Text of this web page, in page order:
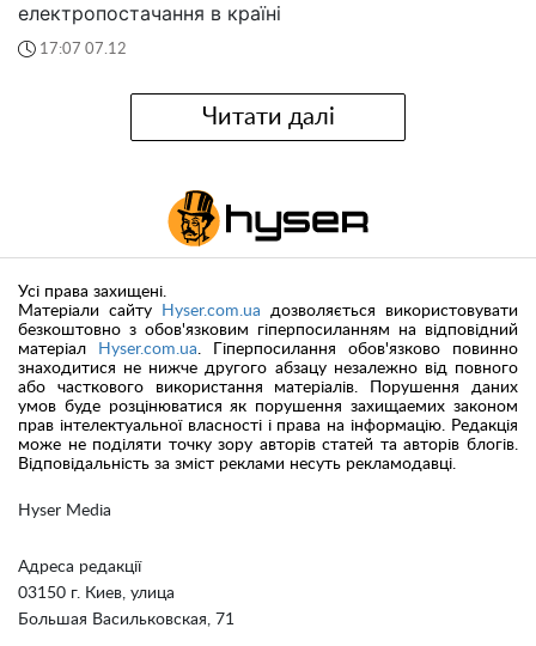
електропостачання в країні
17:07 07.12
Читати далі
Hyser Media
Адреса редакції
03150 г. Киев, улица
Большая Васильковская, 71
Усі права захищені.
Матеріали сайту
Hyser.com.ua дозволяється використовувати
безкоштовно з обов'язковим гіперпосиланням на відповідний
матеріал
Hyser.com.ua. Гіперпосилання обов'язково повинно
знаходитися не нижче другого абзацу незалежно від повного
або часткового використання матеріалів. Порушення даних
умов буде розцінюватися як порушення захищаемих законом
прав інтелектуальної власності і права на інформацію. Редакція
може не поділяти точку зору авторів статей та авторів блогів.
Відповідальність за зміст реклами несуть рекламодавці.